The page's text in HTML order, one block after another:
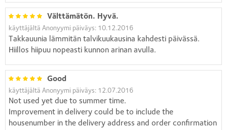
Välttämätön. Hyvä.
käyttäjältä Anonyymi päiväys: 10.12.2016
Takkauunia lämmitän talvikuukausina kahdesti päivässä.
Hiillos hiipuu nopeasti kunnon arinan avulla.
Good
käyttäjältä Anonyymi päiväys: 12.07.2016
Not used yet due to summer time.
Improvement in delivery could be to include the
housenumber in the delivery address and order confirmation